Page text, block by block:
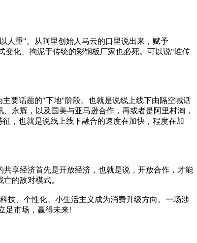
人重"。从阿里创始人马云的口里说出来，赋予
化、拘泥于传统的彩钢板厂家也必死。可以说"谁传
要话题的"下地"阶段。也就是说线上线下由隔空喊话
永辉，以及国美与亚马逊合作，再或者是阿里村淘，
，也就是说线上线下融合的速度在加快，程度在加
享经济首先是开放经济，也就是说，开放合作，才能
的敌对模式。
技、个性化、小生活主义成为消费升级方向。一场涉
足市场，赢得未来!